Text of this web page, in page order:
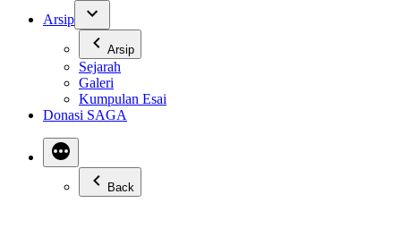
Arsip
Arsip
Sejarah
Galeri
Kumpulan Esai
Donasi SAGA
Back